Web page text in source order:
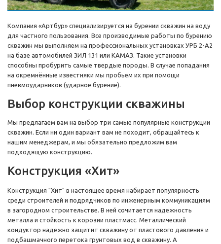
Компания «Артбур» специализируется на бурении скважин на воду
для частного пользования. Все производимые работы по бурению
скважин мы выполняем на профессиональных установках УРБ 2-А2
на базе автомобилей ЗИЛ 131 или КАМАЗ. Такие установки
способны пробурить самые твердые породы. В случае попадания
на окремнённые известняки мы пробьем их при помощи
пневмоударников (ударное бурение).
Выбор конструкции скважины
Мы предлагаем вам на выбор три самые популярные конструкции
скважин. Если ни один вариант вам не походит, обращайтесь к
нашим менеджерам, и мы обязательно предложим вам
подходящую конструкцию.
Конструкция «Хит»
Конструкция "Хит" в настоящее время набирает популярность
среди строителей и подрядчиков по инженерным коммуникациям
в загородном строительстве. В ней сочитается надежность
металла и стойкость к корозии пластмасс. Металлический
кондуктор надежно защитит скважину от пластового давления и
подбашмачного перетока грунтовых вод в скважину. А